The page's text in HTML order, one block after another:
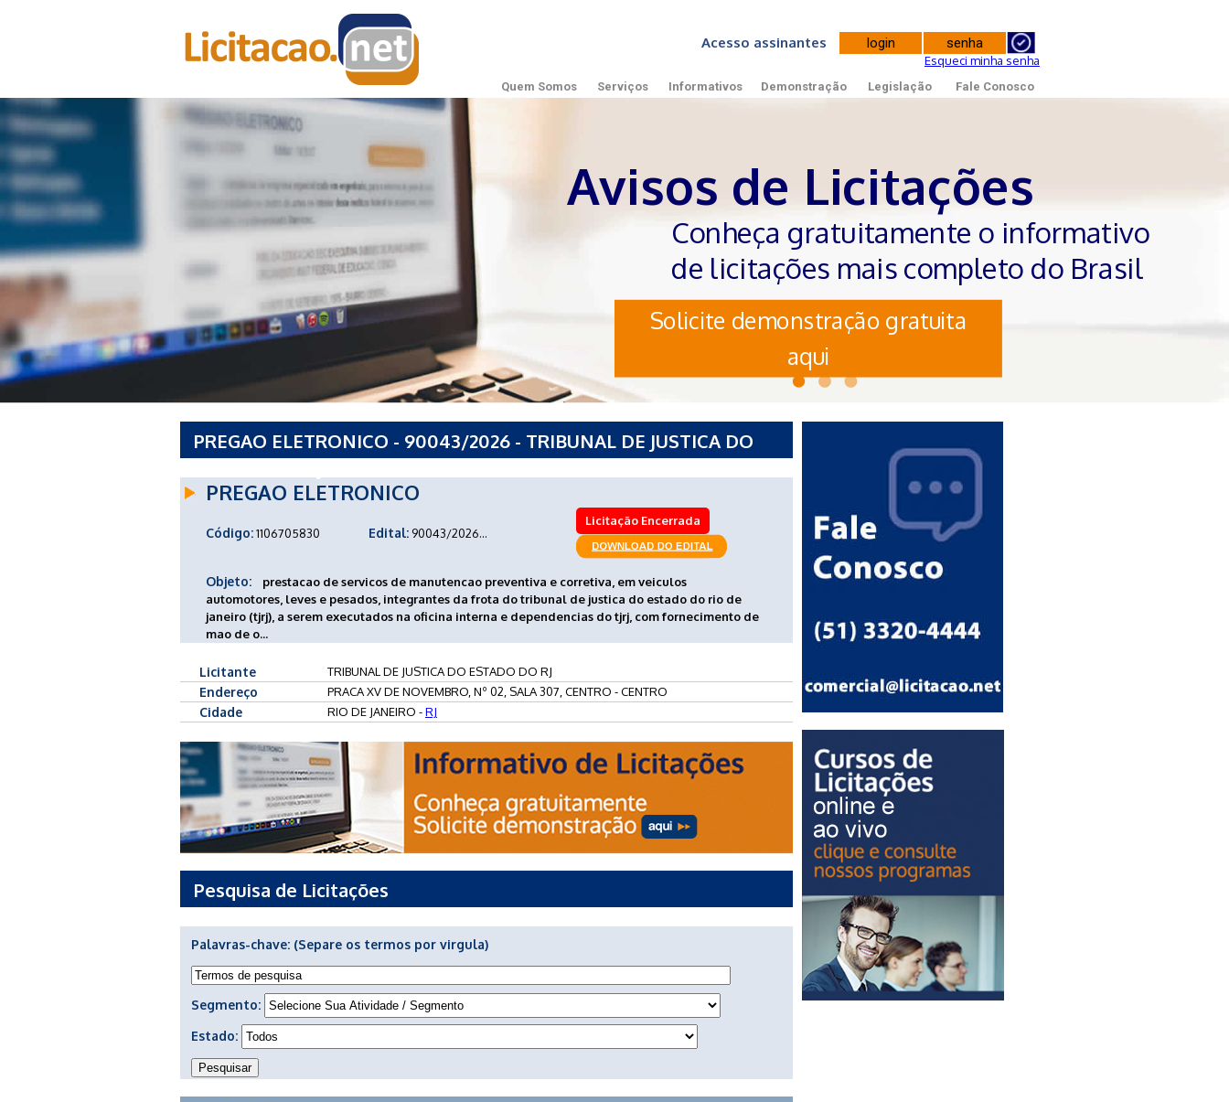
Acesso assinantes
Esqueci minha senha
Quem Somos Serviços Informativos Demonstração Legislação Fale Conosco
Avisos de Licitações
Conheça gratuitamente o informativo
de licitações mais completo do Brasil
Solicite demonstração gratuita
aqui
PREGAO ELETRONICO - 90043/2026 - TRIBUNAL DE JUSTICA DO
PREGAO ELETRONICO
Código:1106705830 Edital: 90043/2026...
Licitação Encerrada
Objeto:
prestacao de servicos de manutencao preventiva e corretiva, em veiculos
automotores, leves e pesados, integrantes da frota do tribunal de justica do estado do rio de
janeiro (tjrj), a serem executados na oficina interna e dependencias do tjrj, com fornecimento de
mao de o...
Licitante TRIBUNAL DE JUSTICA DO ESTADO DO RJ
Endereço PRACA XV DE NOVEMBRO, Nº 02, SALA 307, CENTRO - CENTRO
Cidade RIO DE JANEIRO -RJ
Pesquisa de Licitações
Palavras-chave: (Separe os termos por virgula)
Segmento:
Estado: